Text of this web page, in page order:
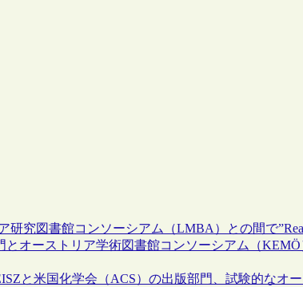
研究図書館コンソーシアム（LMBA）との間で
オーストリア学術図書館コンソーシアム（KEMÖ
と米国化学会（ACS）の出版部門、試験的なオ